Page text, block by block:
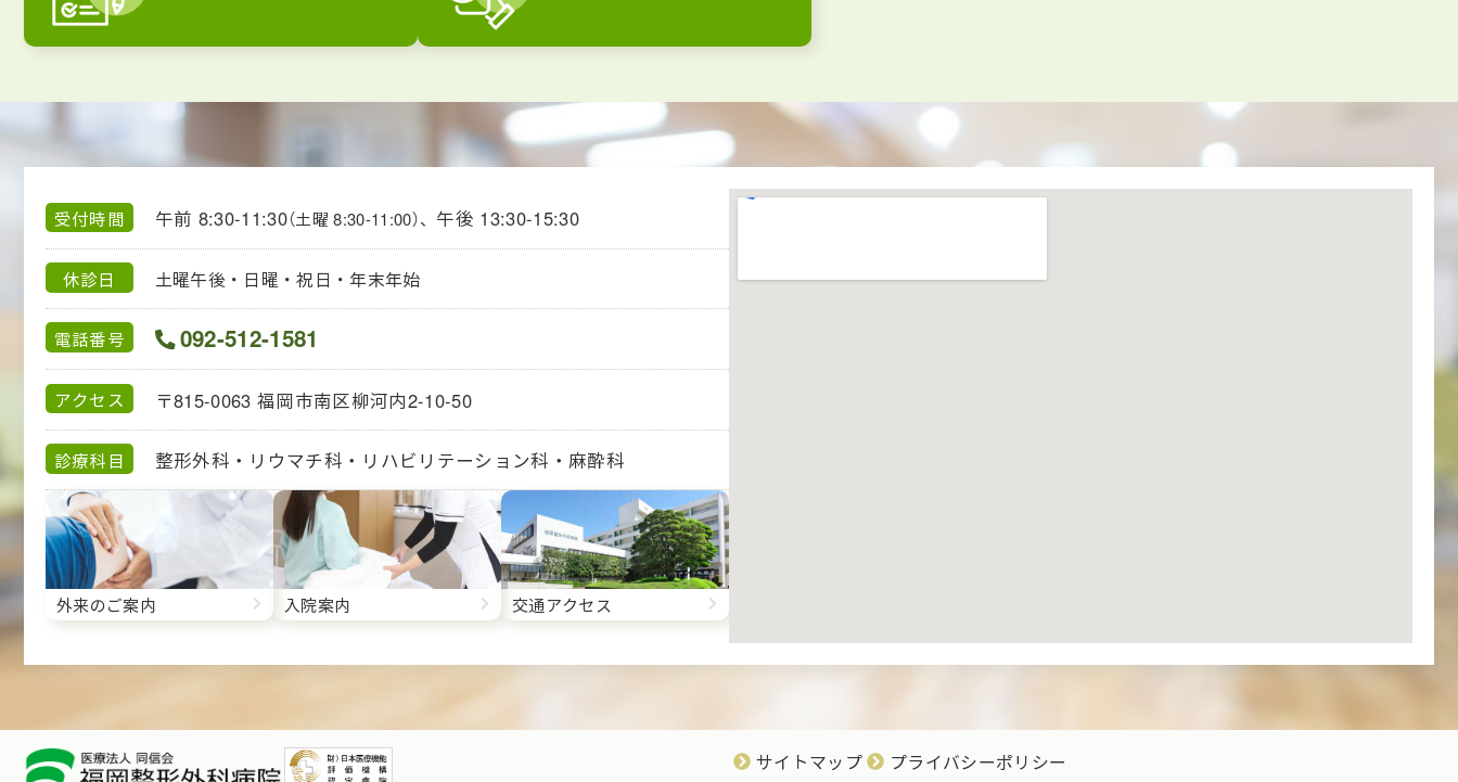
受付時間 午前 8:30-11:30（土曜 8:30-11:00）、 午後 13:30-15:30
休診日 土曜午後・日曜・祝日・年末年始
電話番号 092-512-1581
アクセス 〒815-0063 福岡市南区柳河内2-10-50
診療科目 整形外科・リウマチ科・ リハビリテーション科・ 麻酔科
外来のご案内 入院案内 交通アクセス
サイトマップ プライバシーポリシー